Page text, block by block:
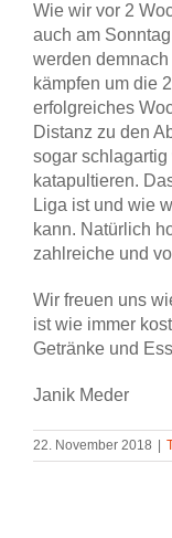
Wie wir vor 2
auch am
werden demnach
kämpfen um die
erfolgreiches
Distanz zu den
sogar
katapultieren.
Liga ist und wie
kann. Natürlich
zahlreiche und
Wir freuen uns
ist wie immer
Getränke und
Janik Meder
22. November 2018